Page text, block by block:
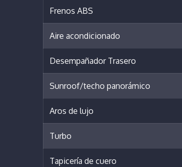
Frenos ABS
Aire acondicionado
Desempañador Trasero
Sunroof/techo panorámico
Aros de lujo
Turbo
Tapicería de cuero